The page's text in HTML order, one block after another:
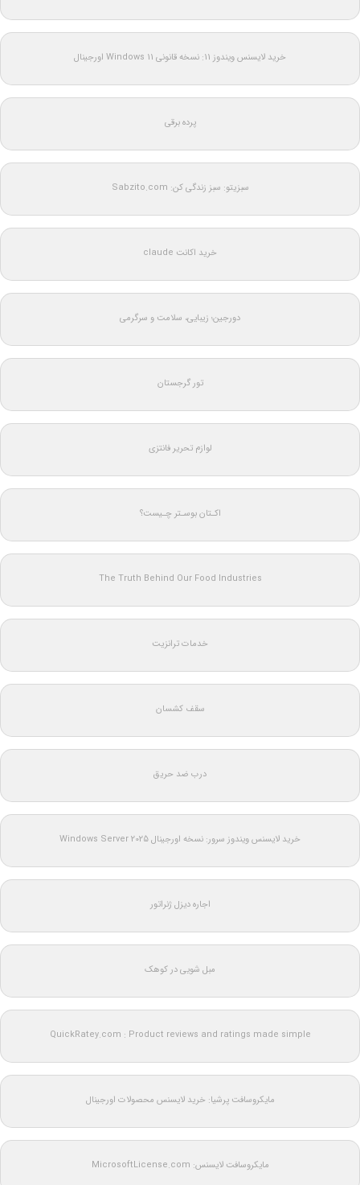
خرید لایسنس ویندوز 11: نسخه قانونی Windows 11 اورجینال
پرده برقی
سبزیتو: سبز زندگی کن: Sabzito.com
خرید اکانت claude
دورجین؛ زیبایی، سلامت و سرگرمی
تور گرجستان
لوازم تحریر فانتزی
اکـتان بوسـتر چـیست؟
The Truth Behind Our Food Industries
خدمات ترانزیت
سقف کشسان
درب ضد حریق
خرید لایسنس ویندوز سرور: نسخه اورجینال Windows Server 2025
اجاره دیزل ژنراتور
مبل شویی در کوهک
QuickRatey.com : Product reviews and ratings made simple
مایکروسافت پرشیا: خرید لایسنس محصولات اورجینال
مایکروسافت لایسنس: MicrosoftLicense.com